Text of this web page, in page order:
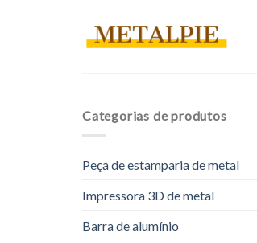
Categorias de produtos
Peça de estamparia de metal
Impressora 3D de metal
Barra de alumínio